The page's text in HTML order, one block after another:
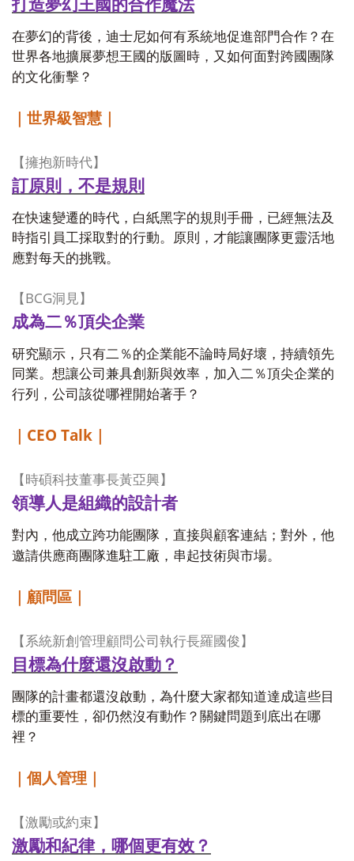
在夢幻的背後，迪士尼如何有系統地促進部門合作？在
世界各地擴展夢想王國的版圖時，又如何面對跨國團隊
的文化衝擊？
｜世界級智慧｜
【擁抱新時代】
訂原則，不是規則
在快速變遷的時代，白紙黑字的規則手冊，已經無法及
時指引員工採取對的行動。原則，才能讓團隊更靈活地
應對每天的挑戰。
【 BCG洞見】
成為二％頂尖企業
研究顯示，只有二％的企業能不論時局好壞，持續領先
同業。想讓公司兼具創新與效率，加入二％頂尖企業的
行列，公司該從哪裡開始著手？
CEO Talk
【時碩科技董事長黃亞興】
領導人是組織的設計者
對內，他成立跨功能團隊，直接與顧客連結；對外，他
邀請供應商團隊進駐工廠，串起技術與市場。
｜顧問區｜
【系統新創管理顧問公司執行長羅國俊】
目標為什麼還沒啟動？
團隊的計畫都還沒啟動，為什麼大家都知道達成這些目
標的重要性，卻仍然沒有動作？關鍵問題到底出在哪
裡？
｜個人管理｜
【激勵或約束】
激勵和紀律，哪個更有效？